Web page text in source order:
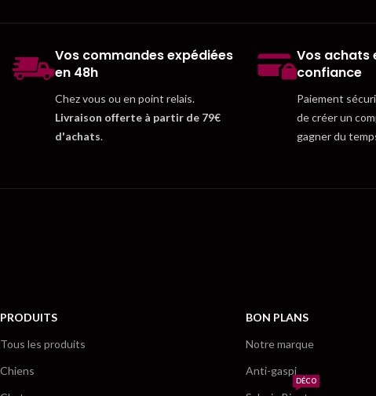
Vos commandes expédiées
en 48h
Chez vous ou en point relais.
Livraison offerte à partir de 79€
d'achats.
Vos achats
confiance
Paiement
de créer un
gagner du
PRODUITS
Tous les produits
Chiens
BON PLANS
Notre marque
Anti-gaspi
DÉCO